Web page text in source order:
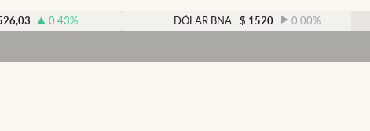
USA
0.43% DÓLAR BNA $ 1520 0.00%